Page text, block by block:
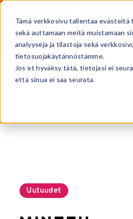
Tämä verkkosivu tallentaa
sekä auttamaan meitä muistamaan
analyyseja ja tilastoja sekä
tietosuojakäytännöstämme.
Jos et hyväksy tätä, tietojasi ei
että sinua ei saa seurata.
Etusivu Jäätelöt
Uutuudet